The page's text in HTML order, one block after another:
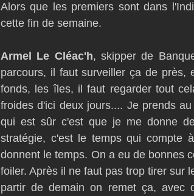
Alors que les premiers sont dans
cette fin de semaine.
Armel Le Cléac'h, skipper de
parcours, il faut surveiller ça de près,
fonds, les îles, il faut regarder tout
froides d'ici deux jours.... Je prends
qui est sûr c'est que je me donne
stratégie, c'est le temps qui compte
donnent le temps. On a eu de bonnes
foiler. Après il ne faut pas trop tirer sur
partir de demain on remet ça, avec